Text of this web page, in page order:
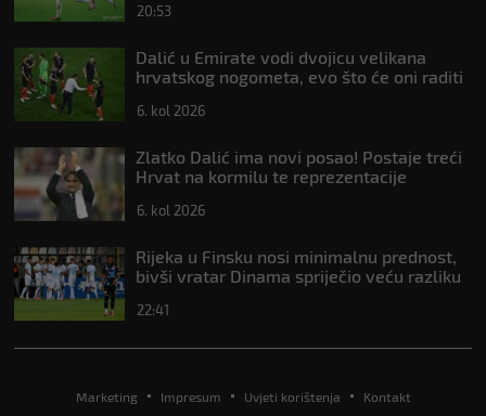
20:53
Dalić u Emirate vodi dvojicu velikana
hrvatskog nogometa, evo što će oni raditi
6. kol 2026
Zlatko Dalić ima novi posao! Postaje treći
Hrvat na kormilu te reprezentacije
6. kol 2026
Rijeka u Finsku nosi minimalnu prednost,
bivši vratar Dinama spriječio veću razliku
22:41
Marketing Impresum Uvjeti korištenja Kontakt